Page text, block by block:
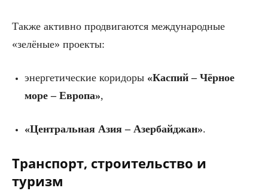
Также активно продвигаются международные
«зелёные» проекты:
энергетические коридоры «Каспий – Чёрное
море – Европа»,
«Центральная Азия – Азербайджан».
Транспорт, строительство и
туризм